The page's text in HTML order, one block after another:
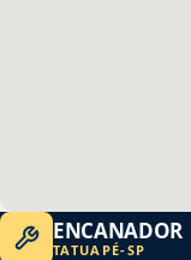
ENCANADOR
TATUAPÉ-SP